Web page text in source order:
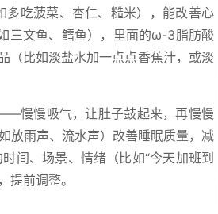
吃菠菜、杏仁、糙米），能改善心
三文鱼、鳕鱼），里面的ω-3脂肪酸
（比如淡盐水加一点点香蕉汁，或淡
慢慢吸气，让肚子鼓起来，再慢慢
放雨声、流水声）改善睡眠质量，减
间、场景、情绪（比如“今天加班到
提前调整。